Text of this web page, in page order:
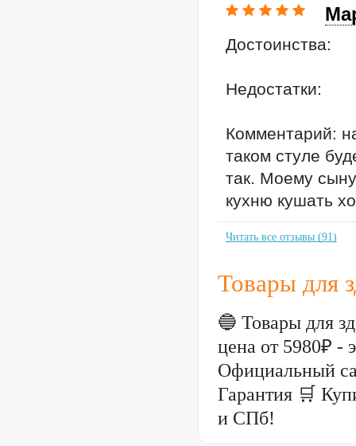
Достоинства:
Недостатки:
Комментарий:
таком стуле
так. Моему
кухню кушать
Читать все отзывы (91)
Товары для
🔵 Товары для
цена от 5980₽ -
Официальный
Гарантия 🛒
и СПб!